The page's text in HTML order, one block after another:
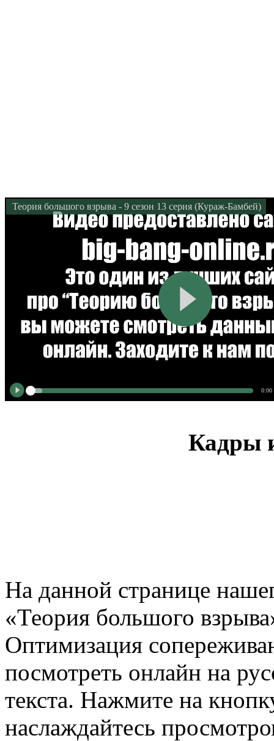
Теория большого взрыва - 9 сезон 13 серия (Кураж-Бамбей)
0:00
Кадры
На данной странице
«Теория большого
Оптимизация
посмотреть онлайн на
текста. Нажмите на
наслаждайтесь